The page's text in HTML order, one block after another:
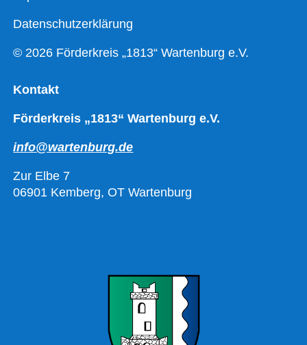
Datenschutzerklärung
© 2026 Förderkreis „1813“ Wartenburg e.V.
Kontakt
Förderkreis „1813“ Wartenburg e.V.
info@wartenburg.de
Zur Elbe 7
06901 Kemberg, OT Wartenburg